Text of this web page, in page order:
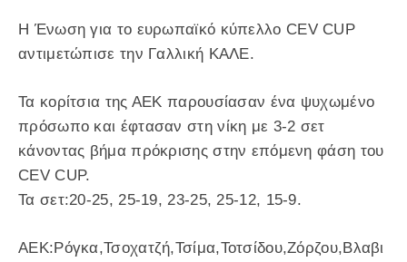
Η Ένωση για το ευρωπαϊκό κύπελλο CEV CUP
αντιμετώπισε την Γαλλική ΚΑΛΕ.
Τα κορίτσια της ΑΕΚ παρουσίασαν ένα ψυχωμένο
πρόσωπο και έφτασαν στη νίκη με 3-2 σετ
κάνοντας βήμα πρόκρισης στην επόμενη φάση του
CEV CUP.
Τα σετ:20-25, 25-19, 23-25, 25-12, 15-9.
AEK:Ρόγκα,Τσοχατζή,Τσίμα,Τοτσίδου,Ζόρζου,Βλαβι